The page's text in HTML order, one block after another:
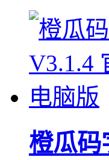
橙瓜码